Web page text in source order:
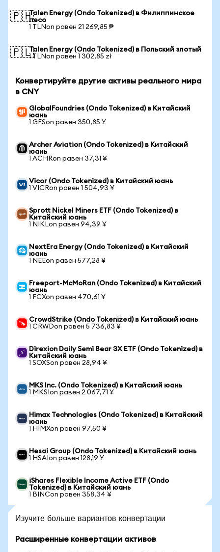
🇵🇭Talen Energy (Ondo Tokenized) в Филиппинское
песо
1 TLNon равен 21 269,85 ₱
🇵🇱Talen Energy (Ondo Tokenized) в Польский злотый
1 TLNon равен 1 302,85 zł
Конвертируйте другие активы реального мира
в CNY
GlobalFoundries (Ondo Tokenized) в Китайский
юань
1 GFSon равен 350,85 ¥
Archer Aviation (Ondo Tokenized) в Китайский
юань
1 ACHRon равен 37,31 ¥
Vicor (Ondo Tokenized) в Китайский юань
1 VICRon равен 1 504,93 ¥
Sprott Nickel Miners ETF (Ondo Tokenized) в
Китайский юань
1 NIKLon равен 94,39 ¥
NextEra Energy (Ondo Tokenized) в Китайский
юань
1 NEEon равен 577,28 ¥
Freeport-McMoRan (Ondo Tokenized) в Китайский
юань
1 FCXon равен 470,61 ¥
CrowdStrike (Ondo Tokenized) в Китайский юань
1 CRWDon равен 5 736,83 ¥
Direxion Daily Semi Bear 3X ETF (Ondo Tokenized) в
Китайский юань
1 SOXSon равен 28,94 ¥
MKS Inc. (Ondo Tokenized) в Китайский юань
1 MKSIon равен 2 067,71 ¥
Himax Technologies (Ondo Tokenized) в Китайский
юань
1 HIMXon равен 97,50 ¥
Hesai Group (Ondo Tokenized) в Китайский юань
1 HSAIon равен 128,19 ¥
iShares Flexible Income Active ETF (Ondo
Tokenized) в Китайский юань
1 BINCon равен 358,34 ¥
Изучите больше вариантов конвертации
Расширенные конвертации активов